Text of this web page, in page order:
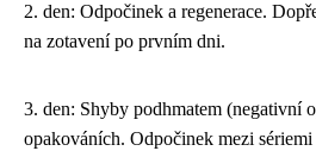
2. den: Odpočinek a regenerace.
na zotavení po prvním dni.
3. den: Shyby podhmatem (negativní
opakováních. Odpočinek mezi